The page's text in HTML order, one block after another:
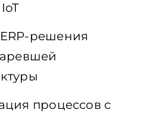
решения
процессов с